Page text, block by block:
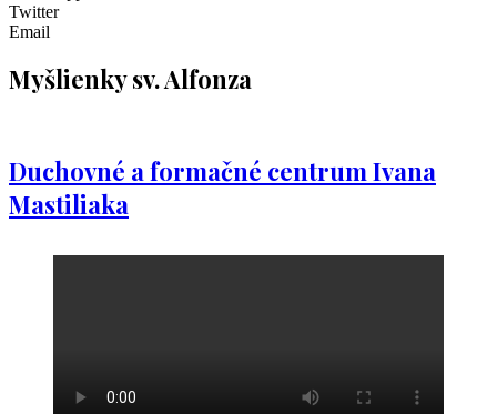
Twitter
Email
Myšlienky sv. Alfonza
Duchovné a formačné centrum Ivana
Mastiliaka